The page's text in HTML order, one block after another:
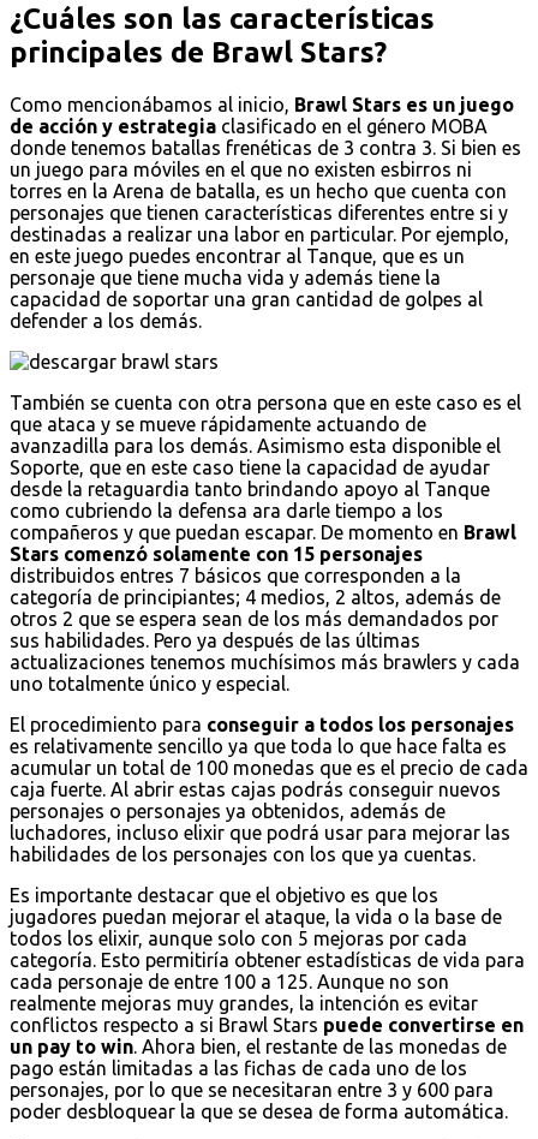
¿Cuáles son las características
principales de Brawl Stars?
Como mencionábamos al inicio, Brawl Stars es un juego
de acción y estrategia clasificado en el género MOBA
donde tenemos batallas frenéticas de 3 contra 3. Si bien es
un juego para móviles en el que no existen esbirros ni
torres en la Arena de batalla, es un hecho que cuenta con
personajes que tienen características diferentes entre si y
destinadas a realizar una labor en particular. Por ejemplo,
en este juego puedes encontrar al Tanque, que es un
personaje que tiene mucha vida y además tiene la
capacidad de soportar una gran cantidad de golpes al
defender a los demás.
También se cuenta con otra persona que en este caso es el
que ataca y se mueve rápidamente actuando de
avanzadilla para los demás. Asimismo esta disponible el
Soporte, que en este caso tiene la capacidad de ayudar
desde la retaguardia tanto brindando apoyo al Tanque
como cubriendo la defensa ara darle tiempo a los
compañeros y que puedan escapar. De momento en Brawl
Stars comenzó solamente con 15 personajes
distribuidos entres 7 básicos que corresponden a la
categoría de principiantes; 4 medios, 2 altos, además de
otros 2 que se espera sean de los más demandados por
sus habilidades. Pero ya después de las últimas
actualizaciones tenemos muchísimos más brawlers y cada
uno totalmente único y especial.
El procedimiento para conseguir a todos los personajes
es relativamente sencillo ya que toda lo que hace falta es
acumular un total de 100 monedas que es el precio de cada
caja fuerte. Al abrir estas cajas podrás conseguir nuevos
personajes o personajes ya obtenidos, además de
luchadores, incluso elixir que podrá usar para mejorar las
habilidades de los personajes con los que ya cuentas.
Es importante destacar que el objetivo es que los
jugadores puedan mejorar el ataque, la vida o la base de
todos los elixir, aunque solo con 5 mejoras por cada
categoría. Esto permitiría obtener estadísticas de vida para
cada personaje de entre 100 a 125. Aunque no son
realmente mejoras muy grandes, la intención es evitar
conflictos respecto a si Brawl Stars puede convertirse en
un pay to win . Ahora bien, el restante de las monedas de
pago están limitadas a las fichas de cada uno de los
personajes, por lo que se necesitaran entre 3 y 600 para
poder desbloquear la que se desea de forma automática.